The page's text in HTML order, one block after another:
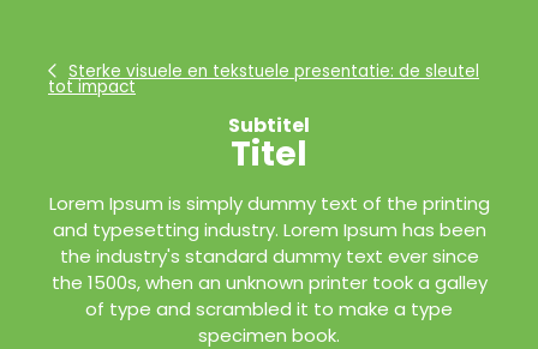
Sterke visuele en tekstuele presentatie: de sleutel
tot impact
Subtitel
Titel
Lorem Ipsum is simply dummy text of the printing
and typesetting industry. Lorem Ipsum has been
the industry's standard dummy text ever since
the 1500s, when an unknown printer took a galley
of type and scrambled it to make a type
specimen book.